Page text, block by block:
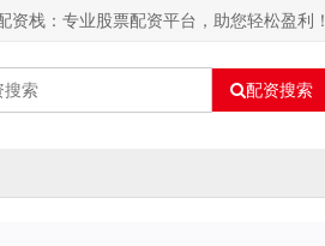
资栈：专业股票配资平台，助您轻松盈利！
配资搜索